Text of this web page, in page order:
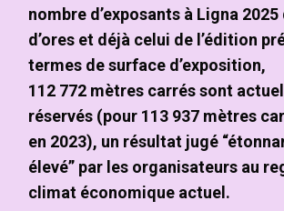
nombre d’exposants à Ligna 2025
d’ores et déjà celui de l’édition
termes de surface d’exposition,
112 772 mètres carrés sont
réservés (pour 113 937 mètres
en 2023), un résultat jugé
élevé” par les organisateurs au
climat économique actuel.